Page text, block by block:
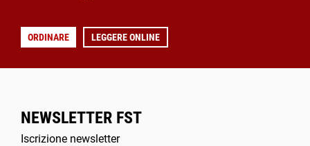
ORDINARE LEGGERE ONLINE
NEWSLETTER FST
Iscrizione newsletter